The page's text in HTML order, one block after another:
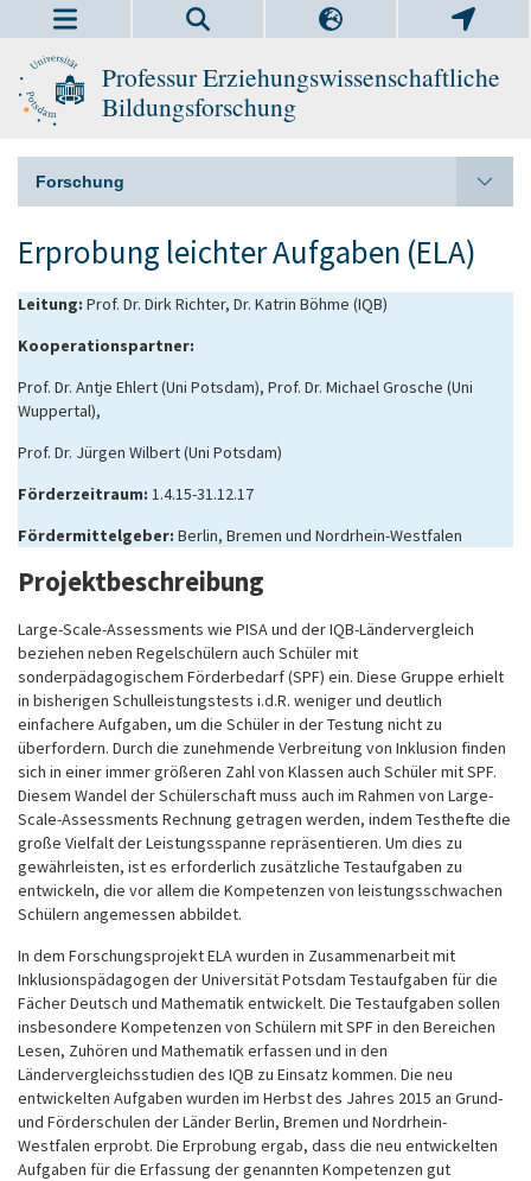
Professur Erziehungswissenschaftliche
Bildungsforschung
Forschung
Erprobung leichter Aufgaben (ELA)
Leitung: Prof. Dr. Dirk Richter, Dr. Katrin Böhme (IQB)
Kooperationspartner:
Prof. Dr. Antje Ehlert (Uni Potsdam), Prof. Dr. Michael Grosche (Uni
Wuppertal),
Prof. Dr. Jürgen Wilbert (Uni Potsdam)
Förderzeitraum: 1.4.15-31.12.17
Fördermittelgeber: Berlin, Bremen und Nordrhein-Westfalen
Projektbeschreibung
Large-Scale-Assessments wie PISA und der IQB-Ländervergleich
beziehen neben Regelschülern auch Schüler mit
sonderpädagogischem Förderbedarf (SPF) ein. Diese Gruppe erhielt
in bisherigen Schulleistungstests i.d.R. weniger und deutlich
einfachere Aufgaben, um die Schüler in der Testung nicht zu
überfordern. Durch die zunehmende Verbreitung von Inklusion finden
sich in einer immer größeren Zahl von Klassen auch Schüler mit SPF.
Diesem Wandel der Schülerschaft muss auch im Rahmen von Large-
Scale-Assessments Rechnung getragen werden, indem Testhefte die
große Vielfalt der Leistungsspanne repräsentieren. Um dies zu
gewährleisten, ist es erforderlich zusätzliche Testaufgaben zu
entwickeln, die vor allem die Kompetenzen von leistungsschwachen
Schülern angemessen abbildet.
In dem Forschungsprojekt ELA wurden in Zusammenarbeit mit
Inklusionspädagogen der Universität Potsdam Testaufgaben für die
Fächer Deutsch und Mathematik entwickelt. Die Testaufgaben sollen
insbesondere Kompetenzen von Schülern mit SPF in den Bereichen
Lesen, Zuhören und Mathematik erfassen und in den
Ländervergleichsstudien des IQB zu Einsatz kommen. Die neu
entwickelten Aufgaben wurden im Herbst des Jahres 2015 an Grund-
und Förderschulen der Länder Berlin, Bremen und Nordrhein-
Westfalen erprobt. Die Erprobung ergab, dass die neu entwickelten
Aufgaben für die Erfassung der genannten Kompetenzen gut